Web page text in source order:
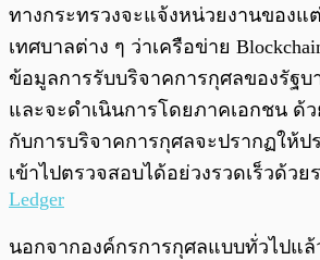
ทางกระทรวงจะแจ้งหน่วยงานของแ
เทศบาลต่าง ๆ ว่าเครือข่าย
ข้อมูลการรับบริจาคการกุศลของรัฐบ
และจะดำเนินการโดยภาคเอกชน ด้
กับการบริจาคการกุศลจะปรากฏให้ป
เข้าไปตรวจสอบได้อย่วงรวดเร็วด้วย
Ledger
นอกจากองค์กรการกุศลแบบทั่วไปแ